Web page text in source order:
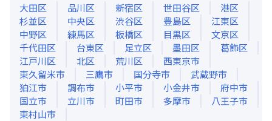
大田区
品川区 新宿区 世田谷区
港区
杉並区
中央区 渋谷区 豊島区
江東区
中野区
練馬区 板橋区 目黒区
文京区
千代田区
台東区 足立区 墨田区
葛飾区
江戸川区
北区 荒川区
西東京市
東久留米市
三鷹市 国分寺市
武蔵野市
狛江市
調布市 小平市 小金井市
府中市
国立市
立川市 町田市 多摩市
八王子市
東村山市